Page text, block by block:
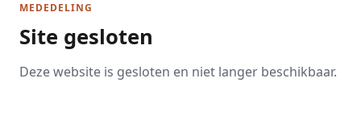
MEDEDELING
Site gesloten
Deze website is gesloten en niet langer beschikbaar.